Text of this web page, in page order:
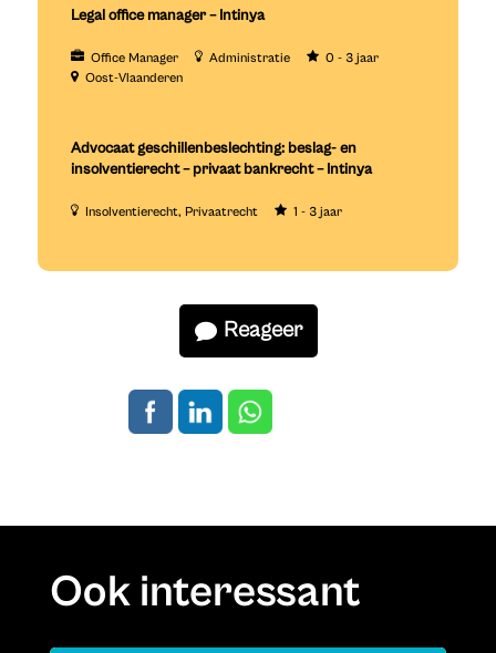
Legal office manager – Intinya
Office Manager Administratie
0 - 3 jaar
Oost-Vlaanderen
Advocaat geschillenbeslechting: beslag- en
insolventierecht – privaat bankrecht – Intinya
Insolventierecht Privaatrecht 1 - 3 jaar
Reageer
Ook interessant